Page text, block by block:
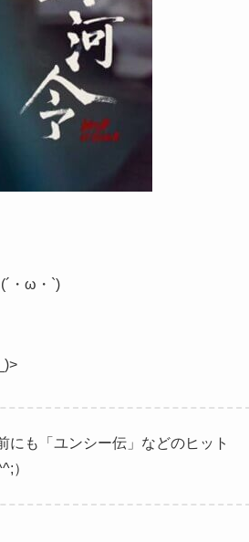
・ω・`)
も「ユンシー伝」などのヒット
）